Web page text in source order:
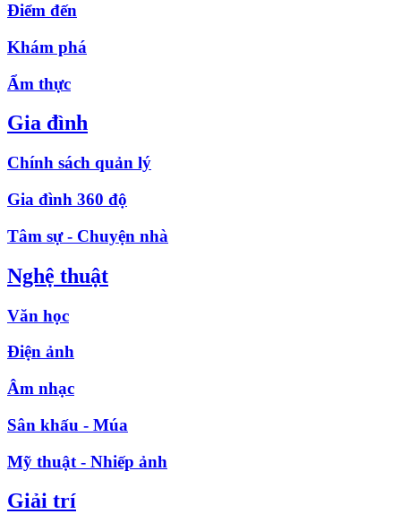
Điểm đến
Khám phá
Ẩm thực
Gia đình
Chính sách quản lý
Gia đình 360 độ
Tâm sự - Chuyện nhà
Nghệ thuật
Văn học
Điện ảnh
Âm nhạc
Sân khấu - Múa
Mỹ thuật - Nhiếp ảnh
Giải trí